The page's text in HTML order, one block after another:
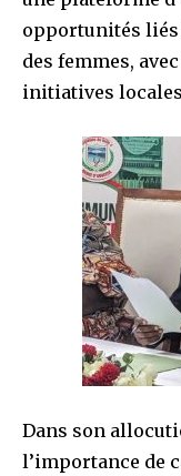
opportunités liés
des femmes,
initiatives
Dans son
l’importance de